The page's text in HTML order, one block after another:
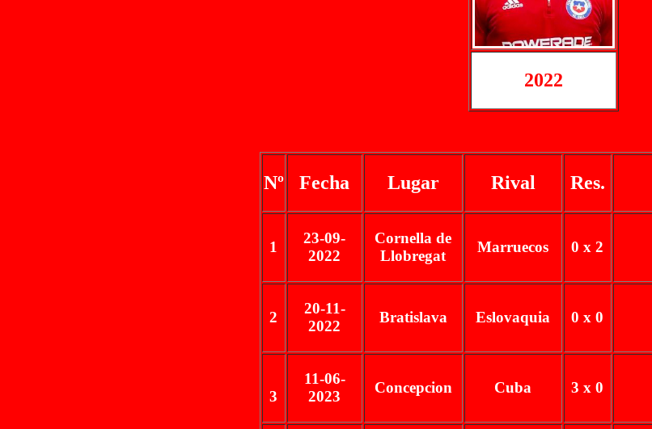
2022
Nº Fecha Lugar Rival Res.
1
23-09-
2022
Cornella de
Llobregat
Marruecos 0 x 2
2
20-11-
2022
Bratislava Eslovaquia 0 x 0
3
11-06-
2023
Concepcion Cuba 3 x 0